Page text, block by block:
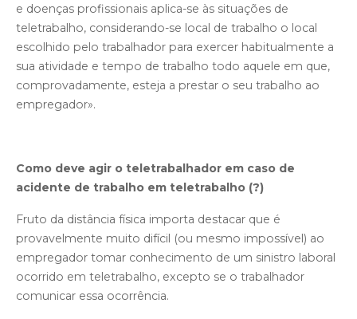
e doenças profissionais aplica-se às situações de
teletrabalho, considerando-se local de trabalho o local
escolhido pelo trabalhador para exercer habitualmente a
sua atividade e tempo de trabalho todo aquele em que,
comprovadamente, esteja a prestar o seu trabalho ao
empregador».
Como deve agir o teletrabalhador em caso de
acidente de trabalho em teletrabalho (?)
Fruto da distância física importa destacar que é
provavelmente muito difícil (ou mesmo impossível) ao
empregador tomar conhecimento de um sinistro laboral
ocorrido em teletrabalho, excepto se o trabalhador
comunicar essa ocorrência.